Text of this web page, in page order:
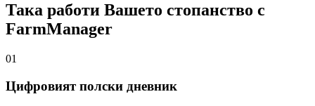
Така работи Вашето стопанство с
FarmManager
01
Цифровият полски дневник